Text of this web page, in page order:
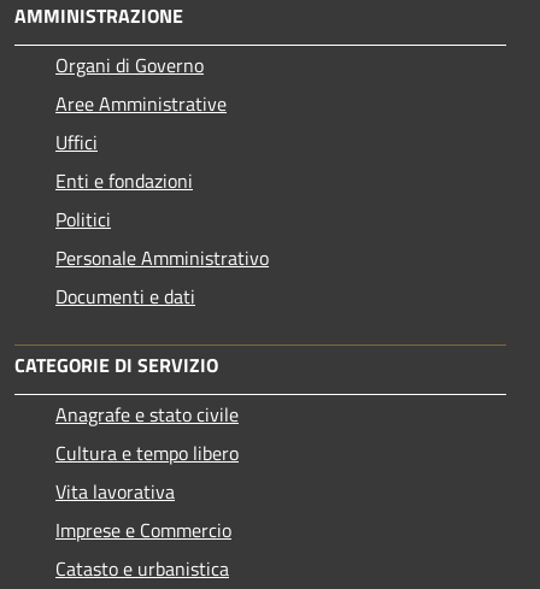
AMMINISTRAZIONE
Organi di Governo
Aree Amministrative
Uffici
Enti e fondazioni
Politici
Personale Amministrativo
Documenti e dati
CATEGORIE DI SERVIZIO
Anagrafe e stato civile
Cultura e tempo libero
Vita lavorativa
Imprese e Commercio
Catasto e urbanistica